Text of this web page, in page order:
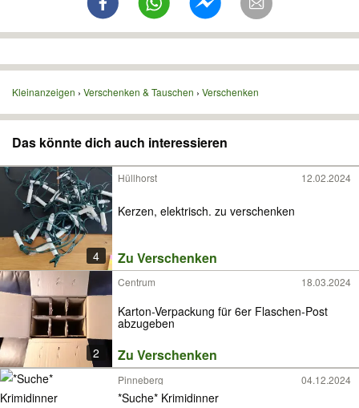
Kleinanzeigen Verschenken & Tauschen Verschenken
Das könnte dich auch interessieren
4
Hüllhorst 12.02.2024
Kerzen, elektrisch. zu verschenken
Zu Verschenken
2
Centrum 18.03.2024
Karton-Verpackung für 6er Flaschen-Post
abzugeben
Zu Verschenken
Pinneberg 04.12.2024
*Suche* Krimidinner